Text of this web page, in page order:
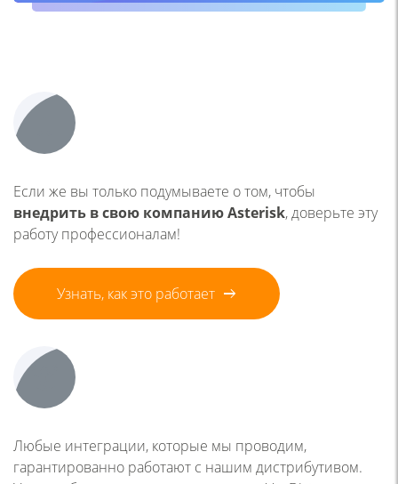
Если же вы только подумываете о том, чтобы
внедрить в свою компанию Asterisk, доверьте эту
работу профессионалам!
Узнать, как это работает
Любые интеграции, которые мы проводим,
гарантированно работают с нашим дистрибутивом.